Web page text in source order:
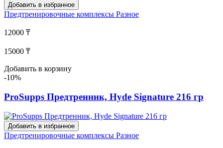
Добавить в избранное
Предтренировочные комплексы Разное
12000 ₸
15000 ₸
Добавить в корзину
-10%
ProSupps Предтренник, Hyde Signature 216 гр
Добавить в избранное
Предтренировочные комплексы Разное